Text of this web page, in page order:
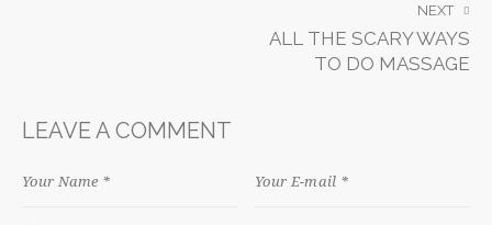
NEXT
ALL THE SCARY WAYS
TO DO MASSAGE
LEAVE A COMMENT